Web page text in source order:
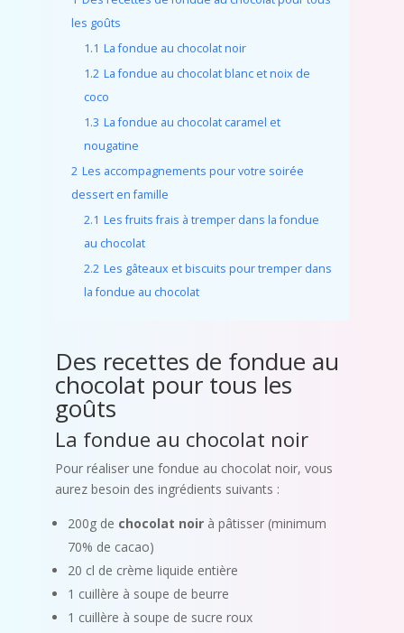
les goûts
1.1 La fondue au chocolat noir
1.2 La fondue au chocolat blanc et noix de
coco
1.3 La fondue au chocolat caramel et
nougatine
2 Les accompagnements pour votre soirée
dessert en famille
2.1 Les fruits frais à tremper dans la fondue
au chocolat
2.2 Les gâteaux et biscuits pour tremper dans
la fondue au chocolat
Des recettes de fondue au
chocolat pour tous les
goûts
La fondue au chocolat noir
Pour réaliser une fondue au chocolat noir, vous
aurez besoin des ingrédients suivants :
200g de chocolat noirà pâtisser (minimum
70% de cacao)
20 cl de crème liquide entière
1 cuillère à soupe de beurre
1 cuillère à soupe de sucre roux